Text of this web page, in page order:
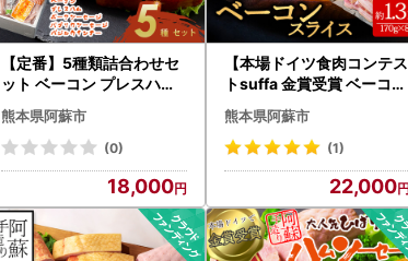
【定番】5種類詰合わせセ
ット ベーコン プレスハム
ポークソーセージ パプリ
カソーセージ バジルウイ
ンナー ひばり工房 おつま
み 豚肉 ふるさと納税 惣菜
小分け 手造り お取り寄せ
豪華 贅沢 SUFFA 金賞 贈答
品 朝食 熊本県 阿蘇市
熊本県阿蘇市
(0)
18,000
【本場ドイツ食肉コンテス
トsuffa 金賞受賞 ベーコン
スライス 小分けパック 17
0g×8 約1.3kg】 ひばり工
房 おつまみ スモークベー
コン オリジナルスパイス
豚肉 手づくり 冷蔵 冷凍保
存可能 大容量 まとめ買い
燻製スモーク 熊本県 阿蘇
市
熊本県阿蘇市
(1)
22,000